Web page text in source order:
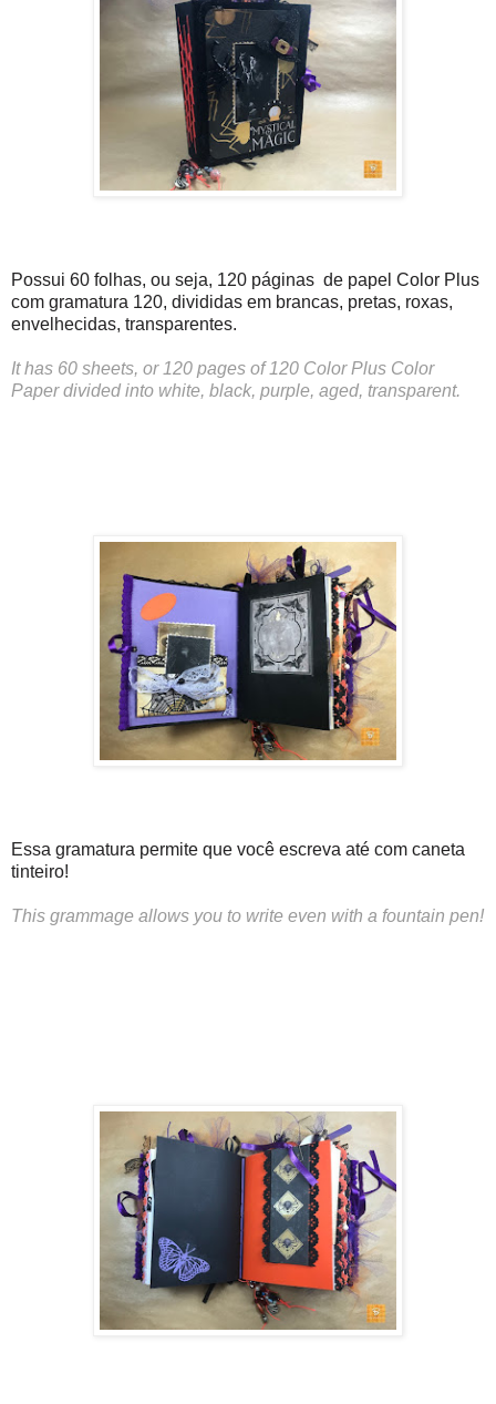
Possui 60 folhas, ou seja, 120 páginas de papel Color Plus
com gramatura 120, divididas em brancas, pretas, roxas,
envelhecidas, transparentes.
It has 60 sheets, or 120 pages of 120 Color Plus Color
Paper divided into white, black, purple, aged, transparent.
Essa gramatura permite que você escreva até com caneta
tinteiro!
This grammage allows you to write even with a fountain pen!